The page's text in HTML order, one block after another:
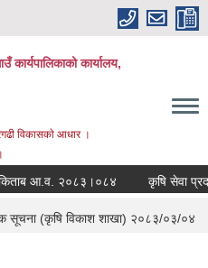
कार्यपालिकाको कार्यालय,
विकासकाे आधार ।
आ.व. २०८३।०८४ कृषि सेवा
सूचना (कृषि विकाश शाखा) २०८३/०३/०४